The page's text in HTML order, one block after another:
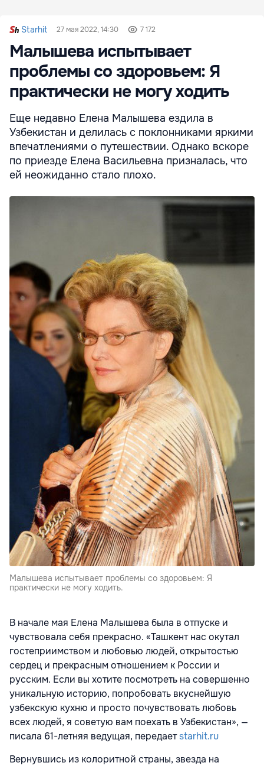
Starhit 27 мая 2022, 14:30 7 172
Малышева испытывает
проблемы со здоровьем: Я
практически не могу ходить
Еще недавно Елена Малышева ездила в
Узбекистан и делилась с поклонниками яркими
впечатлениями о путешествии. Однако вскоре
по приезде Елена Васильевна призналась, что
ей неожиданно стало плохо.
Малышева испытывает проблемы со здоровьем: Я
практически не могу ходить.
В начале мая Елена Малышева была в отпуске и
чувствовала себя прекрасно. «Ташкент нас окутал
гостеприимством и любовью людей, открытостью
сердец и прекрасным отношением к России и
русским. Если вы хотите посмотреть на совершенно
уникальную историю, попробовать вкуснейшую
узбекскую кухню и просто почувствовать любовь
всех людей, я советую вам поехать в Узбекистан», —
писала 61-летняя ведущая, передаетstarhit.ru
Вернувшись из колоритной страны, звезда на